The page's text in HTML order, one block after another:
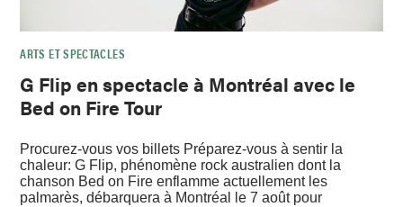
ARTS ET SPECTACLES
G Flip en spectacle à Montréal avec le
Bed on Fire Tour
Procurez-vous vos billets Préparez-vous à sentir la
chaleur: G Flip, phénomène rock australien dont la
chanson Bed on Fire enflamme actuellement les
palmarès, débarquera à Montréal le 7 août pour